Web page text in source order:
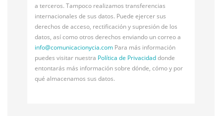
a terceros. Tampoco realizamos transferencias
internacionales de sus datos. Puede ejercer sus
derechos de acceso, rectificación y supresión de los
datos, así como otros derechos enviando un correo a
info@comunicacionycia.com Para más información
puedes visitar nuestra Política de Privacidaddonde
entontarás más información sobre dónde, cómo y por
qué almacenamos sus datos.